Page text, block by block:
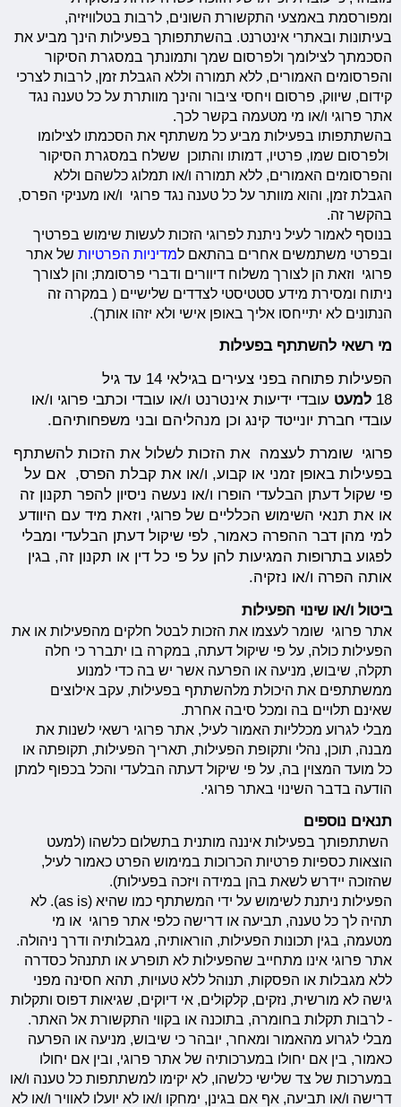
ומפורסמת באמצעי התקשורת השונים, לרבות בטלוויזיה,
בעיתונות ובאתרי אינטרנט. בהשתתפותך בפעילות הינך מביע את
הסכמתך לצילומך ולפרסום שמך ותמונתך במסגרת הסיקור
והפרסומים האמורים, ללא תמורה וללא הגבלת זמן, לרבות לצרכי
קידום, שיווק, פרסום ויחסי ציבור והינך מוותרת על כל טענה נגד
אתר פרוגי ו/או מי מטעמה בקשר לכך.
בהשתתפותו בפעילות מביע כל משתתף את הסכמתו לצילומו
ולפרסום שמו, פרטיו, דמותו והתוכן ששלח במסגרת הסיקור
והפרסומים האמורים, ללא תמורה ו/או תמלוג כלשהם וללא
הגבלת זמן, והוא מוותר על כל טענה נגד פרוגי ו/או מעניקי הפרס,
בהקשר זה.
בנוסף לאמור לעיל ניתנת לפרוגי הזכות לעשות שימוש בפרטיך
ובפרטי משתמשים אחרים בהתאם למדיניות הפרטיות של אתר
פרוגי וזאת הן לצורך משלוח דיוורים ודברי פרסומת; והן לצורך
ניתוח ומסירת מידע סטטיסטי לצדדים שלישיים ( במקרה זה
הנתונים לא יתייחסו אליך באופן אישי ולא יזהו אותך).
מי רשאי להשתתף בפעילות
הפעילות פתוחה בפני צעירים בגילאי 14 עד גיל
18 למעט עובדי ידיעות אינטרנט ו/או עובדי וכתבי פרוגי ו/או
עובדי חברת יונייטד קינג וכן מנהליהם ובני משפחותיהם.
פרוגי שומרת לעצמה את הזכות לשלול את הזכות להשתתף
בפעילות באופן זמני או קבוע, ו/או את קבלת הפרס, אם על
פי שקול דעתן הבלעדי הופרו ו/או נעשה ניסיון להפר תקנון זה
או את תנאי השימוש הכלליים של פרוגי, וזאת מיד עם היוודע
למי מהן דבר ההפרה כאמור, לפי שיקול דעתן הבלעדי ומבלי
לפגוע בתרופות המגיעות להן על פי כל דין או תקנון זה, בגין
אותה הפרה ו/או נזקיה.
ביטול ו/או שינוי הפעילות
אתר פרוגי שומר לעצמו את הזכות לבטל חלקים מהפעילות או את
הפעילות כולה, על פי שיקול דעתה, במקרה בו יתברר כי חלה
תקלה, שיבוש, מניעה או הפרעה אשר יש בה כדי למנוע
ממשתתפים את היכולת מלהשתתף בפעילות, עקב אילוצים
שאינם תלויים בה ומכל סיבה אחרת.
מבלי לגרוע מכלליות האמור לעיל, אתר פרוגי רשאי לשנות את
מבנה, תוכן, נהלי ותקופת הפעילות, תאריך הפעילות, תקופתה או
כל מועד המצוין בה, על פי שיקול דעתה הבלעדי והכל בכפוף למתן
הודעה בדבר השינוי באתר פרוגי.
תנאים נוספים
השתתפותך בפעילות איננה מותנית בתשלום כלשהו (למעט
הוצאות כספיות פרטיות הכרוכות במימוש הפרט כאמור לעיל,
שהזוכה יידרש לשאת בהן במידה ויזכה בפעילות).
הפעילות ניתנת לשימוש על ידי המשתתף כמו שהיא (as is). לא
תהיה לך כל טענה, תביעה או דרישה כלפי אתר פרוגי או מי
מטעמה, בגין תכונות הפעילות, הוראותיה, מגבלותיה ודרך ניהולה.
אתר פרוגי אינו מתחייב שהפעילות לא תופרע או תתנהל כסדרה
ללא מגבלות או הפסקות, תנוהל ללא טעויות, תהא חסינה מפני
גישה לא מורשית, נזקים, קלקולים, אי דיוקים, שגיאות דפוס ותקלות
- לרבות תקלות בחומרה, בתוכנה או בקווי התקשורת אל האתר.
מבלי לגרוע מהאמור ומאחר, יובהר כי שיבוש, מניעה או הפרעה
כאמור, בין אם יחולו במערכותיה של אתר פרוגי, ובין אם יחולו
במערכות של צד שלישי כלשהו, לא יקימו למשתתפות כל טענה ו/או
דרישה ו/או תביעה, אף אם בגינן, ימחקו ו/או לא יועלו לאוויר ו/או לא